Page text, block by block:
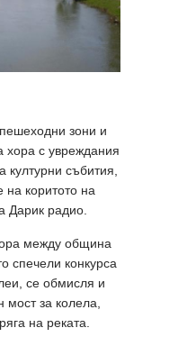
зони и
хора с увреждания
събития,
на коритото на
радио.
между община
спечели конкурса
се обмисля и
за колела,
на реката.